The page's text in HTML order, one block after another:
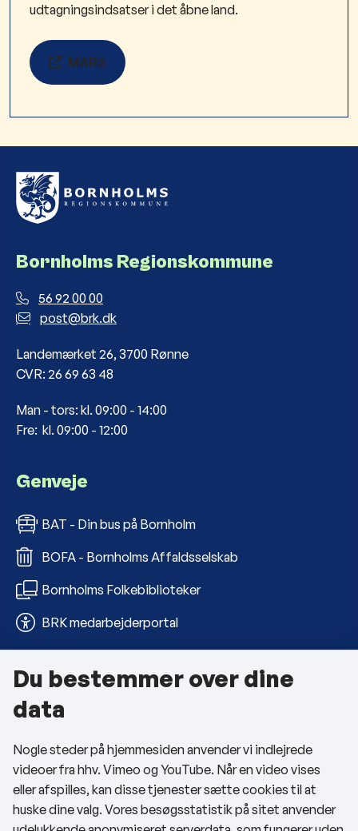
udtagningsindsatser i det åbne land.
MARS
Bornholms Regionskommune
56 92 00 00
post@brk.dk
Landemærket 26, 3700 Rønne
CVR: 26 69 63 48
Man - tors: kl. 09:00 - 14:00
Fre: kl. 09:00 - 12:00
Genveje
BAT - Din bus på Bornholm
BOFA - Bornholms Affaldsselskab
Bornholms Folkebiblioteker
BRK medarbejderportal
Om kommunen
Kontakt os
Telefon- og åbningstider
Tilgængelighedserklæring
Privatlivspolitik
Du bestemmer over dine
data
Nogle steder på hjemmesiden anvender vi indlejrede
videoer fra hhv. Vimeo og YouTube. Når en video vises
eller afspilles, kan disse tjenester sætte cookies til at
huske dine valg. Vores besøgsstatistik på sitet anvender